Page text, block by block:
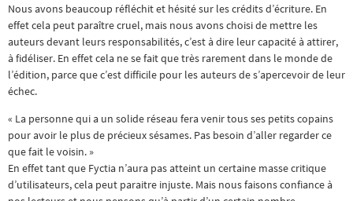
Nous avons beaucoup réfléchit et hésité sur les crédits d’écriture. En
effet cela peut paraître cruel, mais nous avons choisi de mettre les
auteurs devant leurs responsabilités, c’est à dire leur capacité à attirer,
à fidéliser. En effet cela ne se fait que très rarement dans le monde de
l’édition, parce que c’est difficile pour les auteurs de s’apercevoir de leur
échec.
« La personne qui a un solide réseau fera venir tous ses petits copains
pour avoir le plus de précieux sésames. Pas besoin d’aller regarder ce
que fait le voisin. »
En effet tant que Fyctia n’aura pas atteint un certaine masse critique
d’utilisateurs, cela peut paraitre injuste. Mais nous faisons confiance à